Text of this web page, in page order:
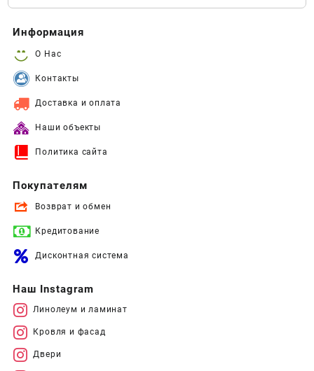
Информация
О Нас
Контакты
Доставка и оплата
Наши объекты
Политика сайта
Покупателям
Возврат и обмен
Кредитование
Дисконтная система
Наш Instagram
Линолеум и ламинат
Кровля и фасад
Двери